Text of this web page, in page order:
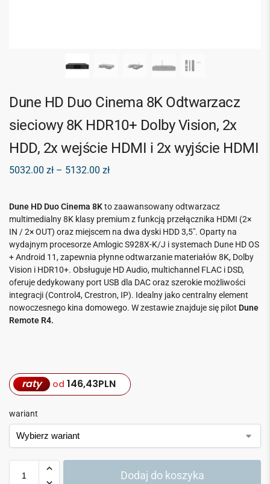
Dune HD Duo Cinema 8K Odtwarzacz
sieciowy 8K HDR10+ Dolby Vision, 2x
HDD, 2x wejście HDMI i 2x wyjście HDMI
5032.00 zł – 5132.00 zł
Dune HD Duo Cinema 8Kto zaawansowany odtwarzacz
multimedialny 8K klasy premium z funkcją przełącznika HDMI (2×
IN / 2× OUT) oraz miejscem na dwa dyski HDD 3,5″. Oparty na
wydajnym procesorze Amlogic S928X-K/J i systemach Dune HD OS
+ Android 11, zapewnia płynne odtwarzanie materiałów 8K, Dolby
Vision i HDR10+. Obsługuje HD Audio, multichannel FLAC i DSD,
oferuje dedykowany port USB dla DAC oraz szerokie możliwości
integracji (Control4, Crestron, IP). Idealny jako centralny element
nowoczesnego kina domowego. W zestawie znajduje się pilot Dune
Remote R4.
raty od 146,43PLN
wariant
Dodaj do koszyka